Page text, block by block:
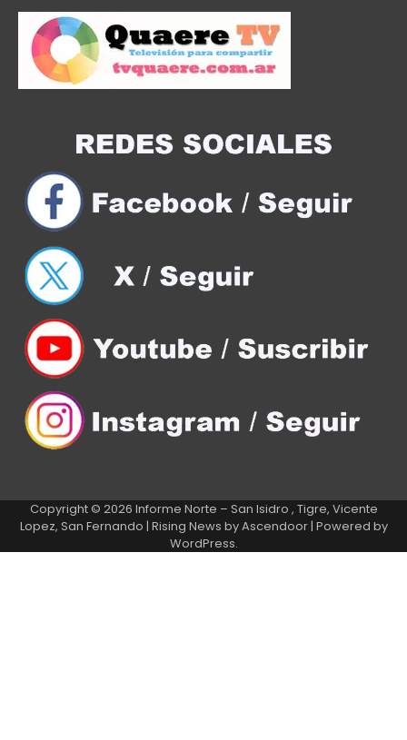
Copyright © 2026 Informe Norte – San Isidro , Tigre, Vicente
Lopez, San Fernando | Rising News byAscendoor| Powered by
WordPress.